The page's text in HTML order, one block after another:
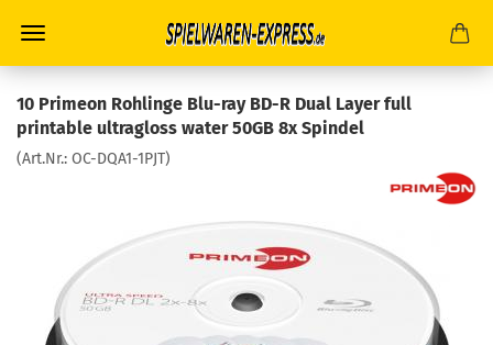
10 Primeon Rohlinge Blu-ray BD-R Dual Layer full
printable ultragloss water 50GB 8x Spindel
(Art.Nr.: OC-DQA1-1PJT)